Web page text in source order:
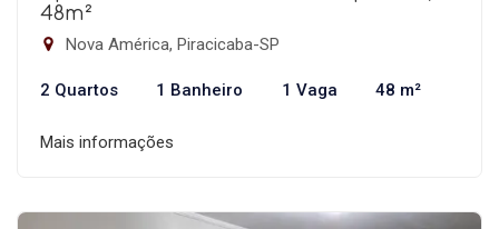
48m²
Nova América, Piracicaba-SP
2 Quartos 1 Banheiro 1 Vaga 48 m²
Mais informações